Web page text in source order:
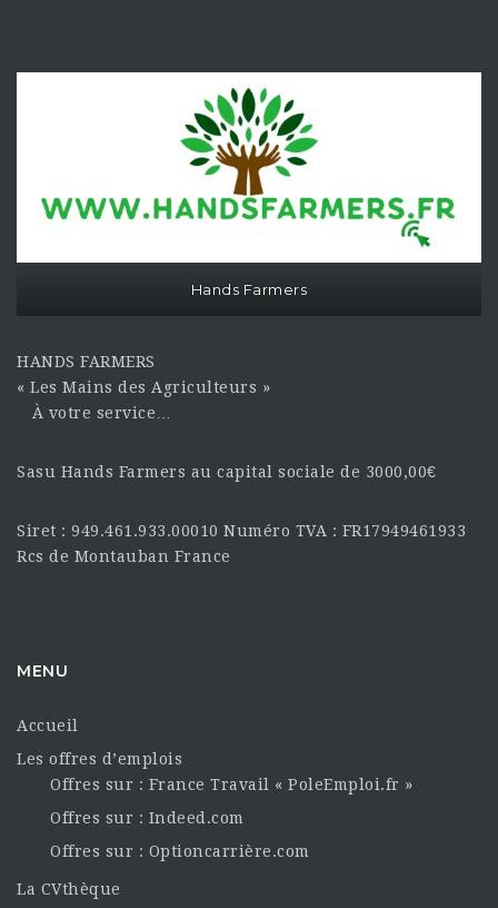
Hands Farmers
HANDS FARMERS
« Les Mains des Agriculteurs »
À votre service…
Sasu Hands Farmers au capital sociale de 3000,00€
Siret : 949.461.933.00010 Numéro TVA : FR17949461933
Rcs de Montauban France
MENU
Accueil
Les offres d’emplois
Offres sur : France Travail « PoleEmploi.fr »
Offres sur : Indeed.com
Offres sur : Optioncarrière.com
La CVthèque